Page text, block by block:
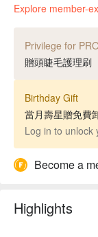
Explore member-
Privilege for
贈頭睫毛護理刷
Birthday Gift
當月壽星贈免費
Log in to unlock
Become a
Highlights